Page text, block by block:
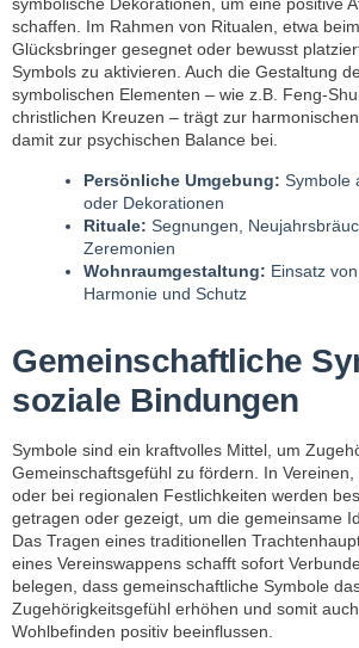
symbolische Dekorationen, um eine positive
schaffen. Im Rahmen von Ritualen, etwa
Glücksbringer gesegnet oder bewusst
Symbols zu aktivieren. Auch die Gestaltung
symbolischen Elementen – wie z.B. Feng-
christlichen Kreuzen – trägt zur
damit zur psychischen Balance bei.
Persönliche Umgebung: Symbole
oder Dekorationen
Rituale: Segnungen,
Zeremonien
Wohnraumgestaltung: Einsatz
Harmonie und Schutz
Gemeinschaftliche
soziale Bindungen
Symbole sind ein kraftvolles Mittel, um
Gemeinschaftsgefühl zu fördern. In
oder bei regionalen Festlichkeiten werden
getragen oder gezeigt, um die gemeinsame
Das Tragen eines traditionellen
eines Vereinswappens schafft sofort
belegen, dass gemeinschaftliche Symbole
Zugehörigkeitsgefühl erhöhen und somit
Wohlbefinden positiv beeinflussen.